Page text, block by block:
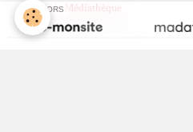
Amis de la Médiathèque
SPONSORS